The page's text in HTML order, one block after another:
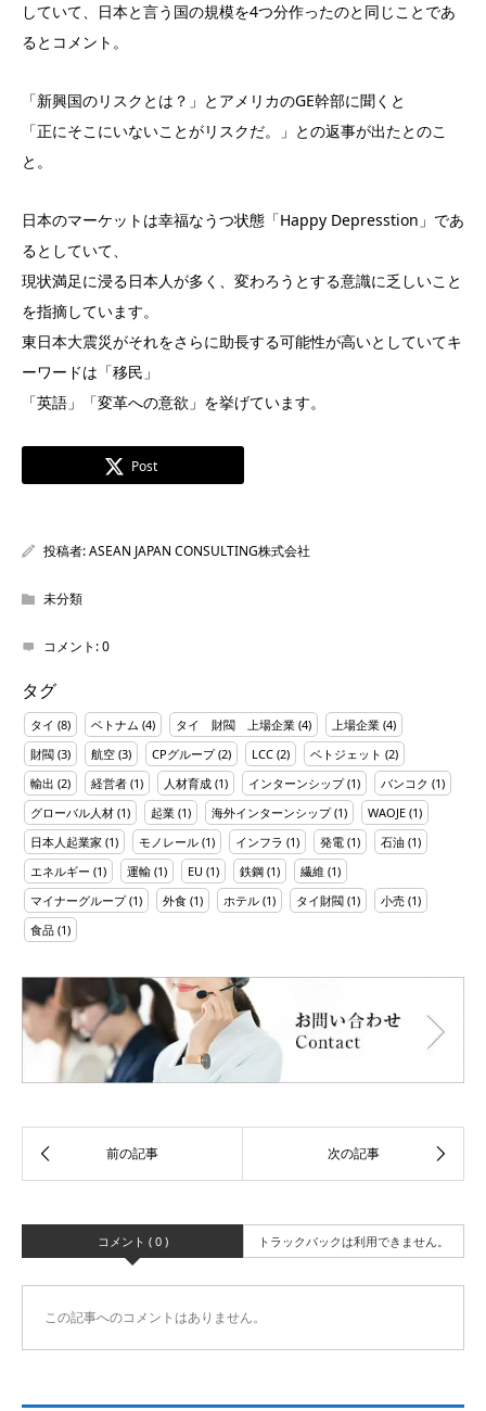
していて、日本と言う国の規模を4つ分作ったのと同じことであ
るとコメント。
「新興国のリスクとは？」とアメリカのGE幹部に聞くと
「正にそこにいないことがリスクだ。」との返事が出たとのこ
と。
日本のマーケットは幸福なうつ状態「Happy Depresstion」であ
るとしていて、
現状満足に浸る日本人が多く、変わろうとする意識に乏しいこと
を指摘しています。
東日本大震災がそれをさらに助長する可能性が高いとしていてキ
ーワードは「移民」
「英語」「変革への意欲」を挙げています。
Post
投稿者:ASEAN JAPAN CONSULTING株式会社
未分類
コメント:0
タグ
タイ (8) ベトナム (4) タイ 財閥 上場企業 (4) 上場企業 (4)
財閥 (3) 航空 (3) CPグループ(2) LCC (2) ベトジェット (2)
輸出 (2) 経営者 (1) 人材育成 (1) インターンシップ(1) バンコク (1)
グローバル人材 (1) 起業 (1) 海外インターンシップ(1) WAOJE (1)
日本人起業家 (1) モノレール (1) インフラ (1) 発電 (1) 石油 (1)
エネルギー (1) 運輸 (1) EU (1) 鉄鋼 (1) 繊維 (1)
マイナーグループ(1) 外食 (1) ホテル (1) タイ財閥 (1) 小売 (1)
食品 (1)
コメント ( 0 ) トラックバックは利用できません。
この記事へのコメントはありません。